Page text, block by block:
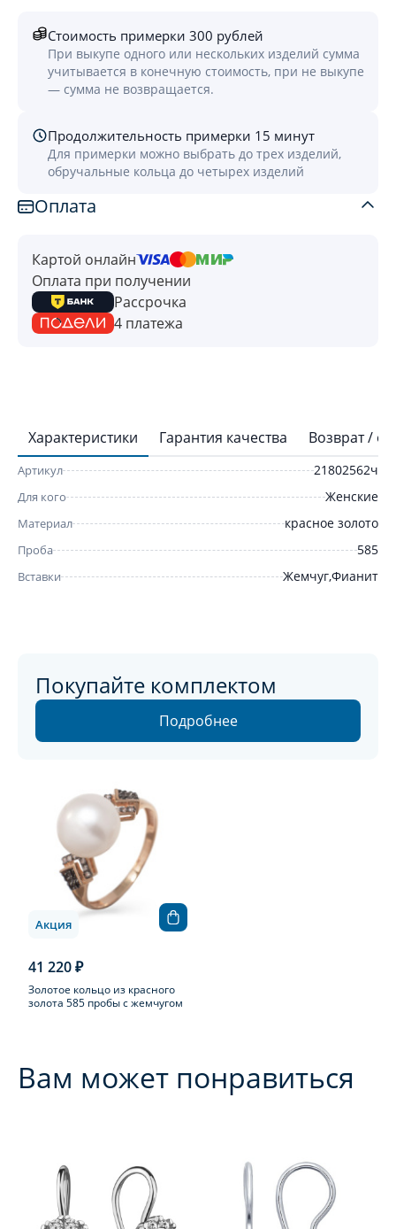
Стоимость примерки 300 рублей
При выкупе одного или нескольких изделий сумма
учитывается в конечную стоимость, при не выкупе
— сумма не возвращается.
Продолжительность примерки 15 минут
Для примерки можно выбрать до трех изделий,
обручальные кольца до четырех изделий
Оплата
Картой онлайн
Оплата при получении
Рассрочка
4 платежа
Характеристики Гарантия качества Возврат /
Артикул 21802562ч
Для кого Женские
Материал красное золото
Проба 585
Вставки Жемчуг,Фианит
Покупайте комплектом
Подробнее
41 220 ₽
Золотое кольцо из красного
золота 585 пробы с жемчугом
Акция
Вам может понравиться